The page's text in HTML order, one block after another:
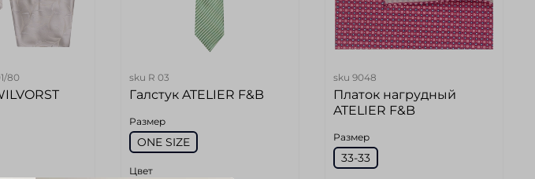
80 sku R 03
Галстук ATELIER F&B
Размер
ONE SIZE
Цвет
sku 9048
Платок нагрудный
ATELIER F&B
Размер
33-33